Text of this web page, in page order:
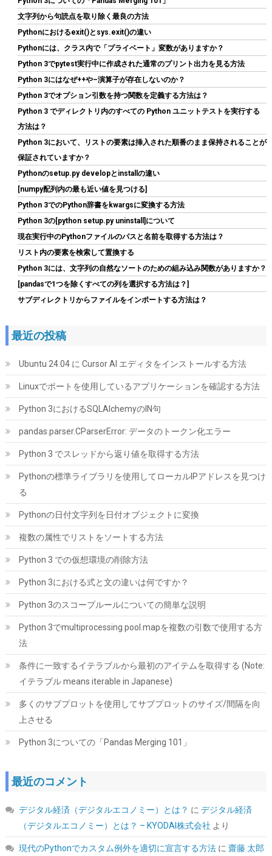
CORSAIR RM850e 2025モデル PC電源ユニット 850W PCIE 5.1 対
応 80PLUS Gold認証 ATX 3.1 認証済 フルモジュラー 12V-2x6 ケ
ーブル付属 CP-9020296-JP
(54473 ) GBP 71.34 (2026-08-07 04:03 GMT +09:00 時点 -詳細はこ
ちら)
AMD CPU Ryzen 7 9800X3D W/O Cooler 100-100001084WOF
CP1640
5485966 GBP 337.47 (2026-08-07 04:03 GMT +09:00 時点 - 詳細
Seagate IronWolf 内蔵HDD 4TB NAS用 ST4000VN006/EC
(545160) GBP 111.07 (2026-08-07 04:03 GMT +09:00 時点 -詳細は
こちら)
ID-COOLING FROZN A620 PRO SE - ブラックアウトデュアルタワ
静音ファン、Intel LGA1700/1851/1200/115X対応；AMD
AM4/AM5（高さ157mm) | 6本のヒートパイプ、デュアル120mm
静音ファン、最大27.2dB(A)。Intel LGA1851/1700/1200/115X &
AMD AM5/AM4に対応。取り付け簡単。
こちら)
シー・エフ・デー販売 CFD販売 CFD Standard デスクトップ用 メ
モリ DDR4 3200 (PC4-25600) 16GB×2枚 288pin DIMM 相性保証
文字列から句読点を取り除く最良の方法
Pythonにおけるexit()とsys.exit()の違い
Pythonには、クラス内で「プライベート」変数がありますか？
Python 3でpytest実行中に作成された通常のプリント出力を見る方法
Python 3にはなぜ++や–演算子が存在しないのか？
Python 3でオプション引数を持つ関数を定義する方法は？
Python 3 でディレクトリ内のすべての Python ユニットテストを実行する
方法は？
Python 3において、リストの要素は挿入された順番のまま保持されることが
保証されていますか？
Pythonのsetup.py developとinstallの違い
[numpy配列内の最も近い値を見つける]
Python 3でのPython辞書をkwargsに変換する方法
Python 3の[python setup.py uninstall]について
現在実行中のPythonファイルのパスと名前を取得する方法は？
リスト内の要素を検索して置換する
Python 3には、文字列の自然なソートのための組み込み関数がありますか？
[pandasで1つを除くすべての列を選択する方法は？]
サブディレクトリからファイルをインポートする方法は？
最近の投稿
Ubuntu 24.04 に Cursor AI エディタをインストールする方法
Linuxでポートを使用しているアプリケーションを確認する方法
Python 3におけるSQLAlchemyのIN句
pandas.parser.CParserError: データのトークン化エラー
Python 3 でスレッドから返り値を取得する方法
Pythonの標準ライブラリを使用してローカルIPアドレスを見つけ
る
Pythonの日付文字列を日付オブジェクトに変換
複数の属性でリストをソートする方法
Python 3 での仮想環境の削除方法
Python 3における式と文の違いは何ですか？
Python 3のスコープルールについての簡単な説明
Python 3でmultiprocessing pool.mapを複数の引数で使用する方
法
条件に一致するイテラブルから最初のアイテムを取得する (Note:
イテラブル means iterable in Japanese)
多くのサブプロットを使用してサブプロットのサイズ/間隔を向
上させる
Python 3についての「Pandas Merging 101」
最近のコメント
デジタル経済（デジタルエコノミー）とは？ に デジタル経済
（デジタルエコノミー）とは？ – KYODAI株式会社 より
現代のPythonでカスタム例外を適切に宣言する方法に 齋藤 太郎